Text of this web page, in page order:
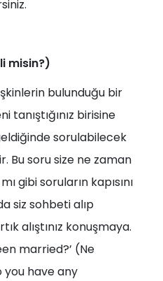
misin?)
bulunduğu bir
tanıştığınız birisine
sorulabilecek
Bu soru size ne zaman
gibi soruların kapısını
siz sohbeti alıp
alıştınız konuşmaya.
married?’ (Ne
you have any